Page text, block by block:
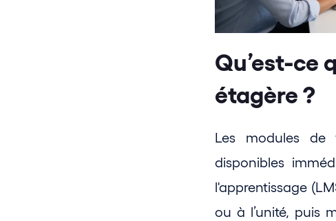
Qu’est-ce
étagère ?
Les modules de
disponibles
l'apprentissage
ou à l’unité, puis